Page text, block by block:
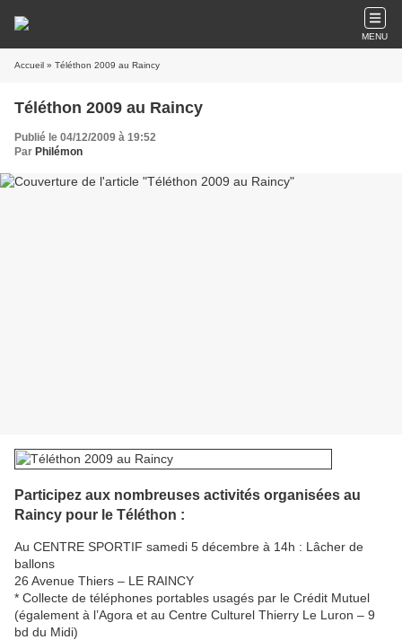
MENU
Accueil » Téléthon 2009 au Raincy
Téléthon 2009 au Raincy
Publié le 04/12/2009 à 19:52
Par Philémon
Participez aux nombreuses activités organisées au
Raincy pour le Téléthon :
Au CENTRE SPORTIF samedi 5 décembre à 14h : Lâcher de
ballons
26 Avenue Thiers – LE RAINCY
* Collecte de téléphones portables usagés par le Crédit Mutuel
(également à l’Agora et au Centre Culturel Thierry Le Luron – 9
bd du Midi)